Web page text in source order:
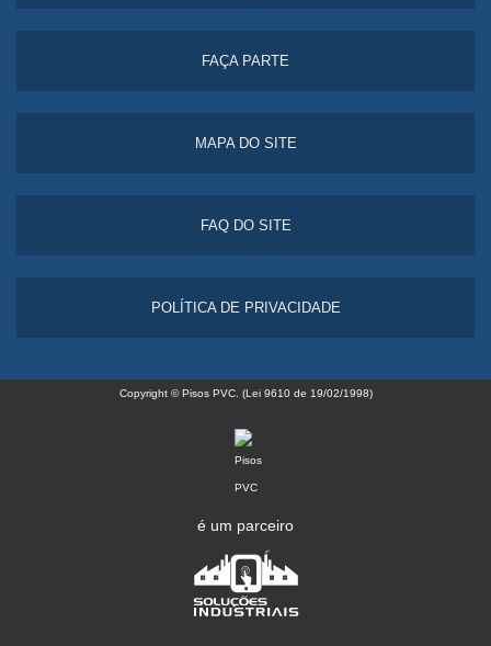
FAÇA PARTE
MAPA DO SITE
FAQ DO SITE
POLÍTICA DE PRIVACIDADE
Copyright © Pisos PVC. (Lei 9610 de 19/02/1998)
é um parceiro